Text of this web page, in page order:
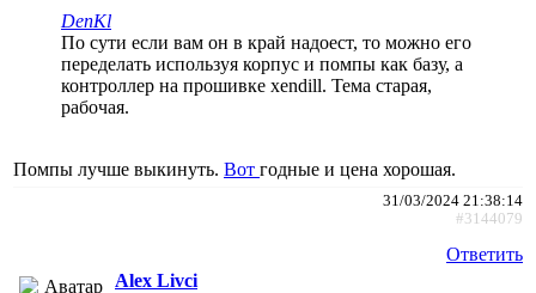
DenKl
По сути если вам он в край надоест, то можно его
переделать используя корпус и помпы как базу, а
контроллер на прошивке xendill. Тема старая,
рабочая.
Помпы лучше выкинуть. Вот годные и цена хорошая.
31/03/2024 21:38:14
#3144079
Ответить
Alex Livci